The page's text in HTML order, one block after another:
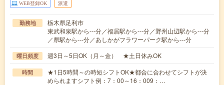
WEB登録OK 派遣
勤務地
栃木県足利市
東武和泉駅から---分／福居駅から---分／野州山辺駅から---分
／県駅から---分／あしかがフラワーパーク駅から---分
曜日頻度 週3日～5日OK（月～金） ★土日休みOK
時間
★1日5時間～の時短シフトOK★都合に合わせてシフトが決
められますシフト例：7：00～16：009：…